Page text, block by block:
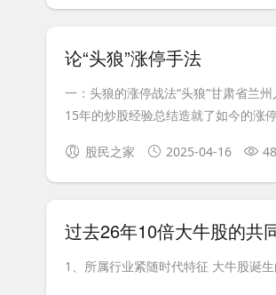
论“头狼”涨停手法
一：头狼的涨停战法“头狼”甘肃省兰
15年的炒股经验总结造就了如今的涨
股民之家 2025-04-16
过去26年10倍大牛股的共
1、所属行业紧随时代特征 大牛股诞